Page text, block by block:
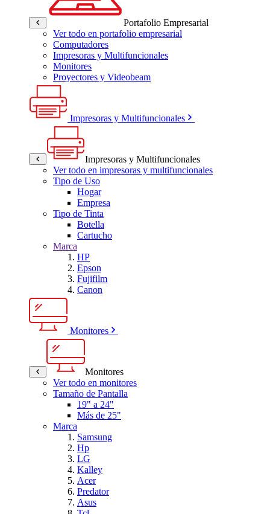
Portafolio Empresarial
Ver todo en portafolio empresarial
Computadores
Impresoras y Multifuncionales
Monitores
Proyectores y Videobeam
Impresoras y Multifuncionales
Impresoras y Multifuncionales
Ver todo en impresoras y multifuncionales
Tipo de Uso
Hogar
Empresa
Tipo de Tinta
Botella
Cartucho
Marca
HP
Epson
Fujifilm
Canon
Monitores
Monitores
Ver todo en monitores
Tamaño de Pantalla
19" a 24"
Más de 25"
Marca
Samsung
Hp
LG
Kalley
Acer
Predator
Asus